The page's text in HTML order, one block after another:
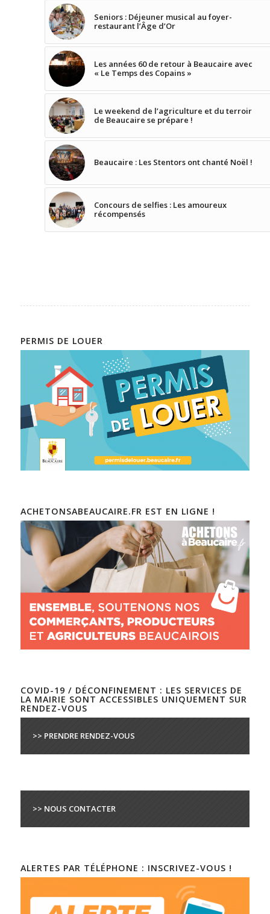
Seniors : Déjeuner musical au foyer-
restaurant l’Âge d’Or
Les années 60 de retour à Beaucaire avec
« Le Temps des Copains »
Le weekend de l’agriculture et du terroir
de Beaucaire se prépare !
Beaucaire : Les Stentors ont chanté Noël !
Concours de selfies : Les amoureux
récompensés
PERMIS DE LOUER
ACHETONSABEAUCAIRE.FR EST EN LIGNE !
COVID-19 / DÉCONFINEMENT : LES SERVICES DE
LA MAIRIE SONT ACCESSIBLES UNIQUEMENT SUR
RENDEZ-VOUS
>> PRENDRE RENDEZ-VOUS
>> NOUS CONTACTER
ALERTES PAR TÉLÉPHONE : INSCRIVEZ-VOUS !